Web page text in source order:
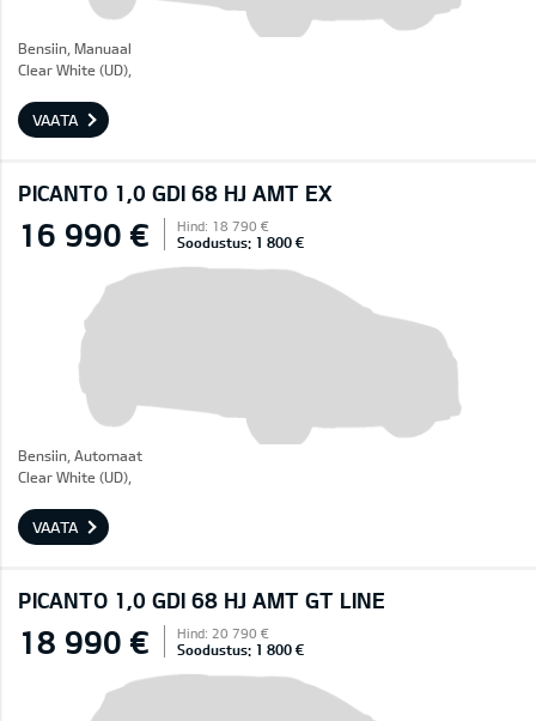
Bensiin, Manuaal
Clear White (UD),
VAATA
PICANTO 1,0 GDI 68 HJ AMT EX
16 990 € Hind: 18 790 €
Soodustus: 1 800 €
Bensiin, Automaat
Clear White (UD),
VAATA
PICANTO 1,0 GDI 68 HJ AMT GT LINE
18 990 € Hind: 20 790 €
Soodustus: 1 800 €